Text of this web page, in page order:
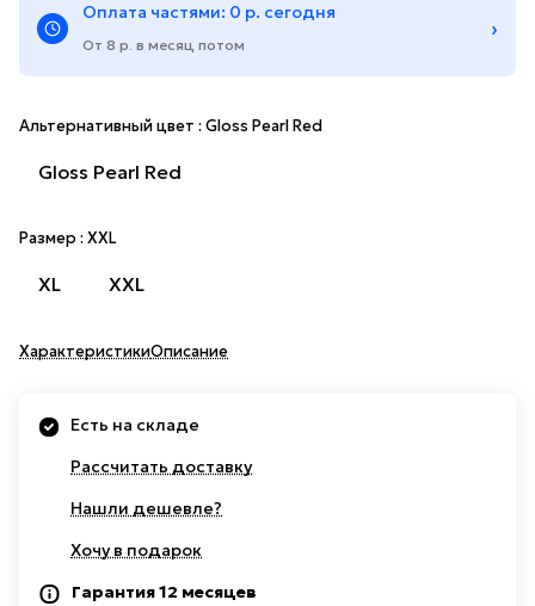
Оплата частями: 0 р. сегодня
От 8 р. в месяц потом
›
Альтернативный цвет : Gloss Pearl Red
Gloss Pearl Red
Размер : XXL
XL XXL
ХарактеристикиОписание
Есть на складе
Рассчитать доставку
Нашли дешевле?
Хочу в подарок
Гарантия 12 месяцев